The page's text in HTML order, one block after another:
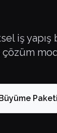
iş
çözüm
Paketi